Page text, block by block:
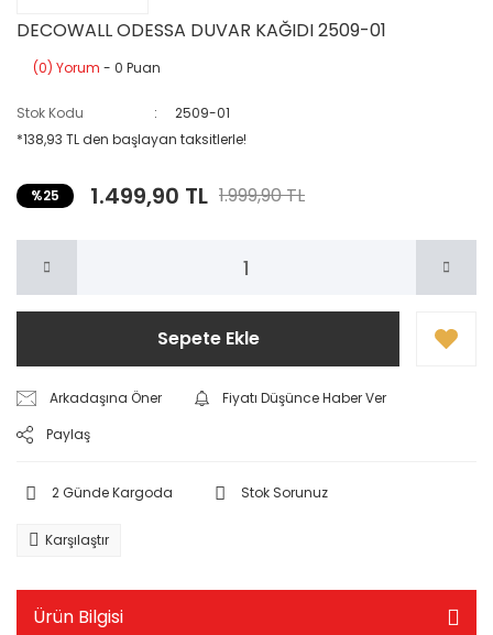
DECOWALL ODESSA DUVAR KAĞIDI 2509-01
(0) Yorum - 0 Puan
Stok Kodu
2509-01
*138,93 TL den başlayan taksitlerle!
%25 1.499,90 TL 1.999,90 TL
Sepete Ekle
Arkadaşına Öner
Fiyatı Düşünce Haber Ver
Paylaş
2 Günde Kargoda Stok Sorunuz
Karşılaştır
Ürün Bilgisi